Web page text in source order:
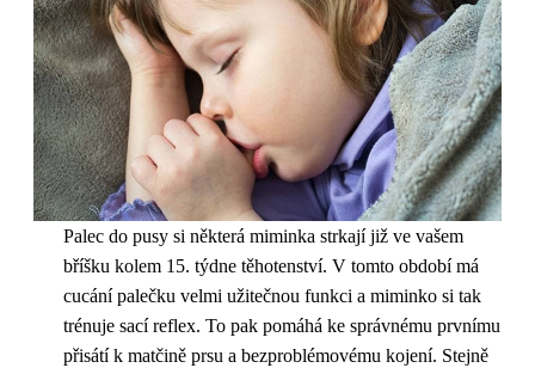
Palec do pusy si některá miminka strkají již ve vašem
bříšku kolem 15. týdne těhotenství. V tomto období má
cucání palečku velmi užitečnou funkci a miminko si tak
trénuje sací reflex. To pak pomáhá ke správnému prvnímu
přisátí k matčině prsu a bezproblémovému kojení. Stejně